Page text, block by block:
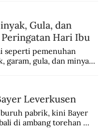
Gula, dan
Hari Ibu
seperti pemenuhan
garam, gula, dan minyak
Leverkusen
pabrik, kini Bayer
di ambang torehan